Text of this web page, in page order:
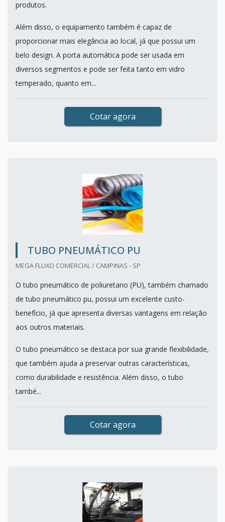
produtos.
Além disso, o equipamento também é capaz de
proporcionar mais elegância ao local, já que possui um
belo design. A porta automática pode ser usada em
diversos segmentos e pode ser feita tanto em vidro
temperado, quanto em...
Cotar agora
TUBO PNEUMÁTICO PU
MEGA FLUXO COMERCIAL / CAMPINAS - SP
O tubo pneumático de poliuretano (PU), também chamado
de tubo pneumático pu, possui um excelente custo-
benefício, já que apresenta diversas vantagens em relação
aos outros materiais.
O tubo pneumático se destaca por sua grande flexibilidade,
que também ajuda a preservar outras características,
como durabilidade e resistência. Além disso, o tubo
també...
Cotar agora